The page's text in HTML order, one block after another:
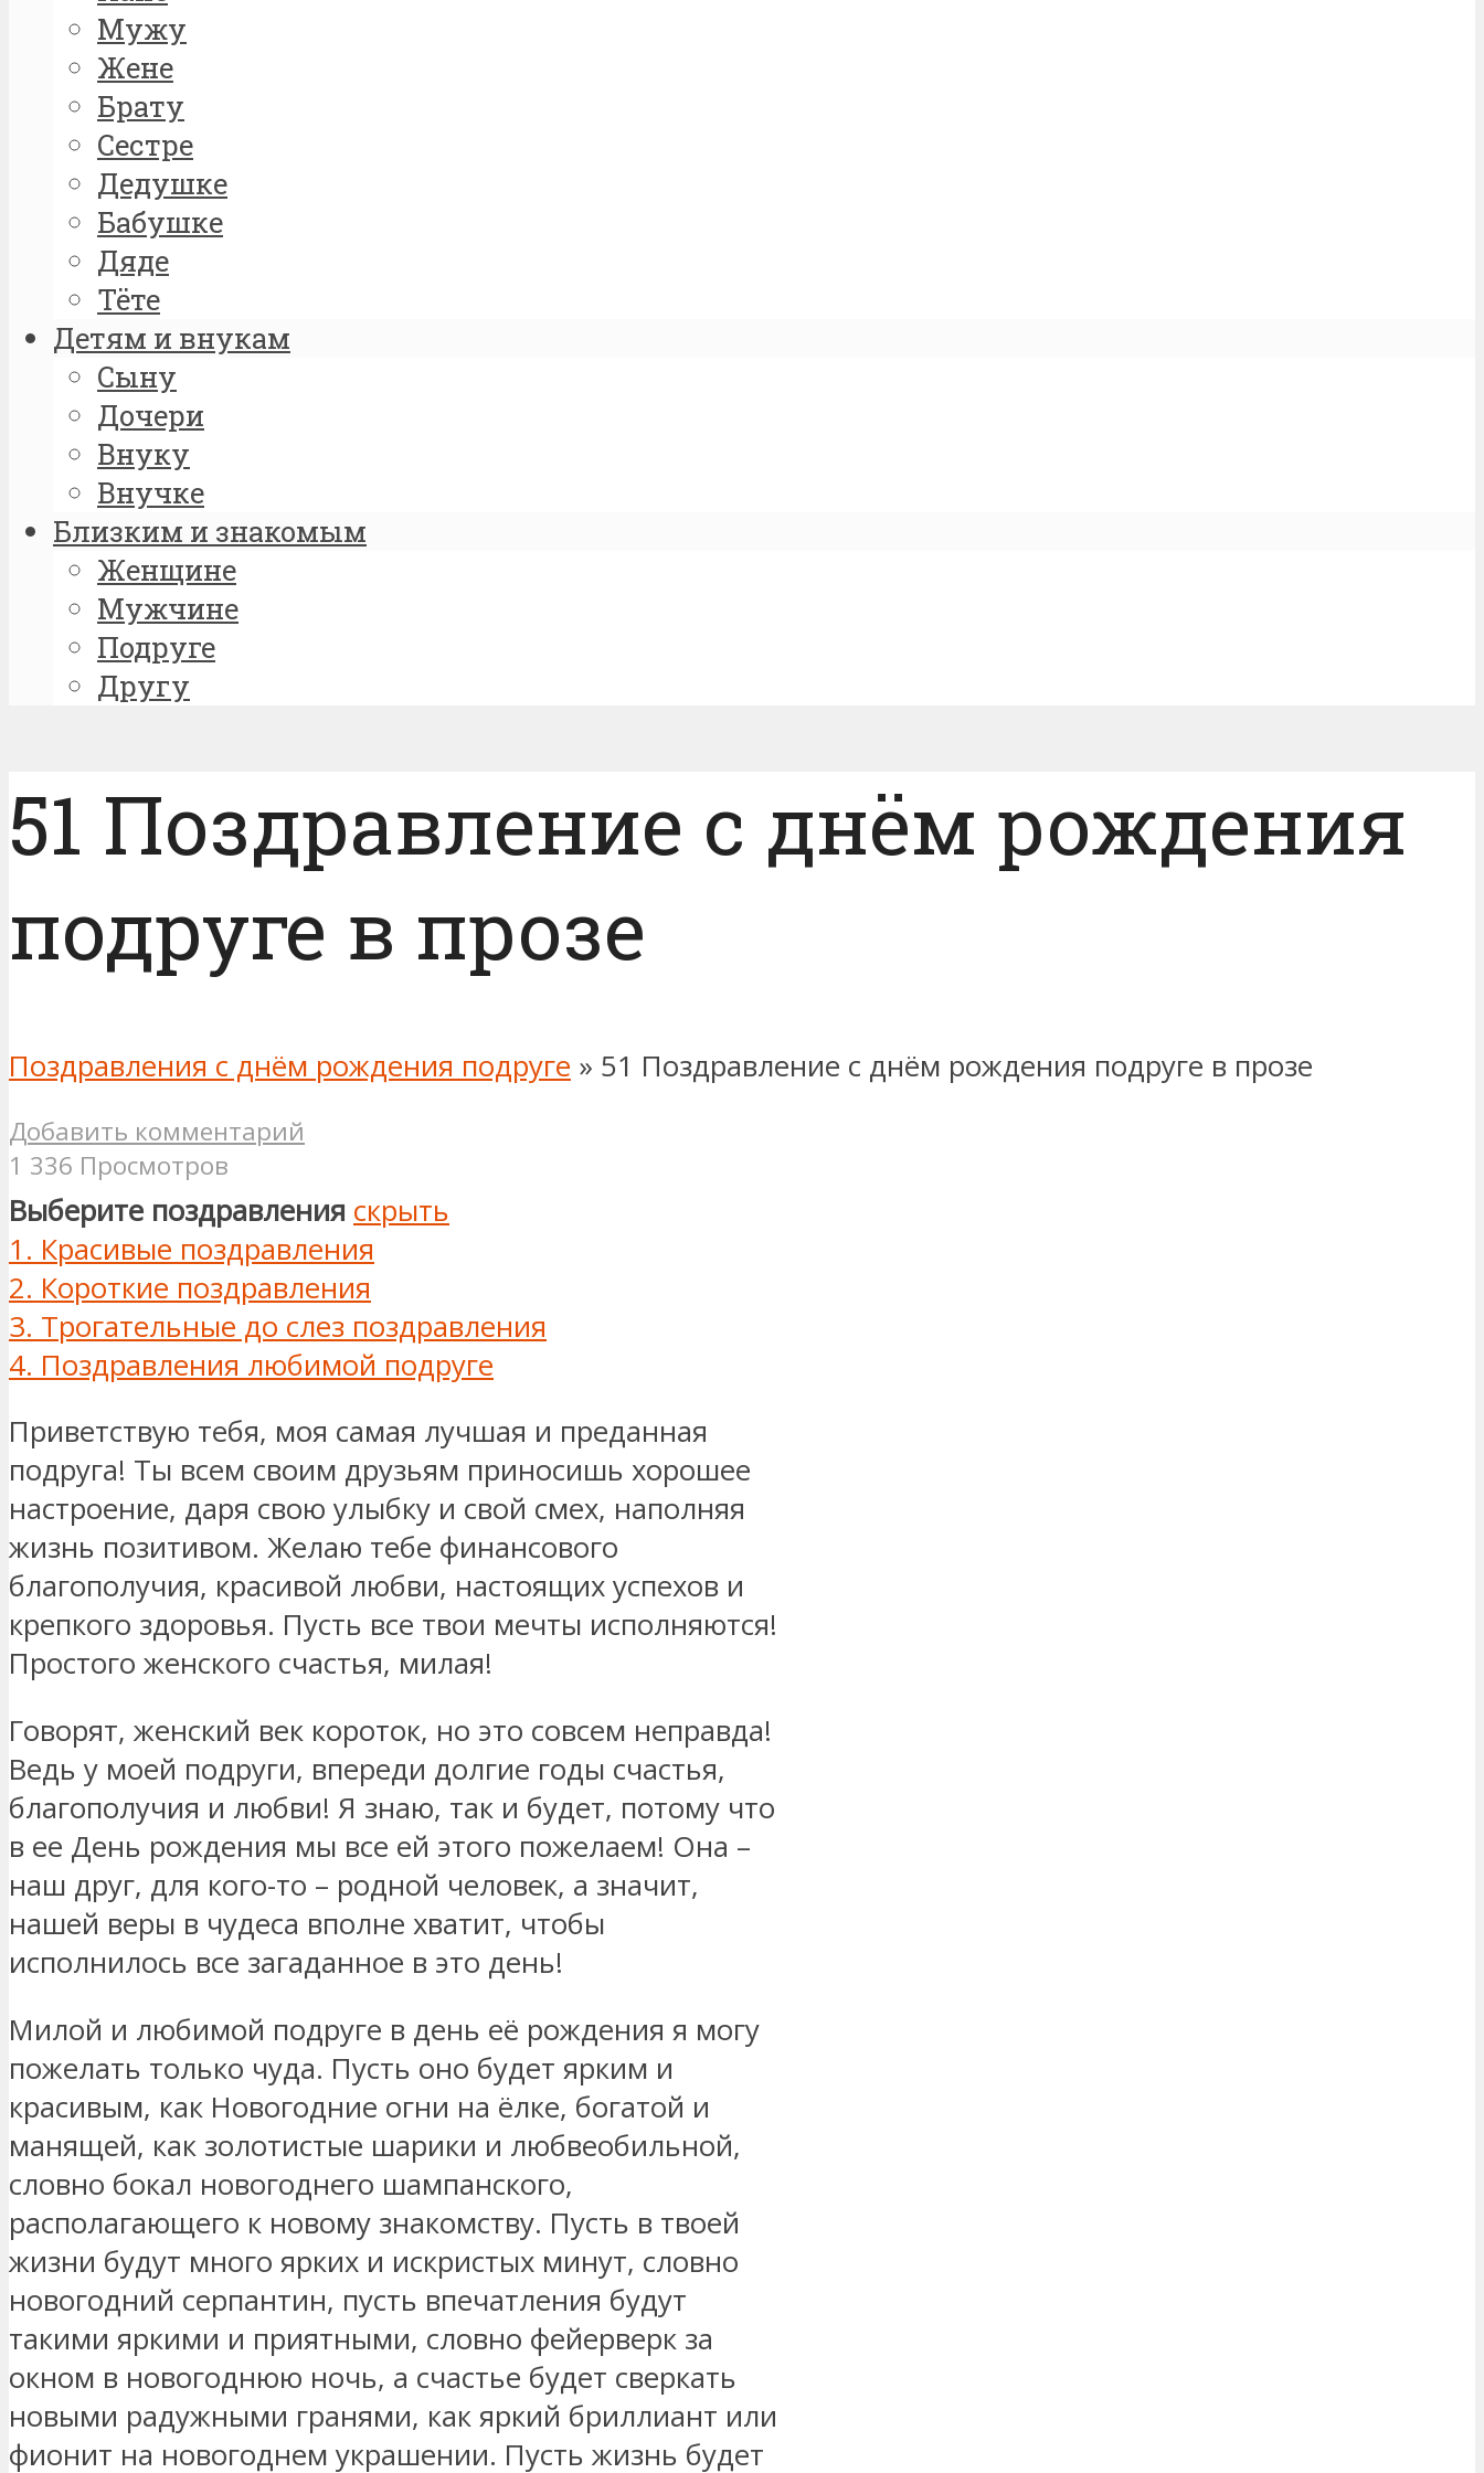
Мужу
Жене
Брату
Сестре
Дедушке
Бабушке
Дяде
Тёте
Детям и внукам
Сыну
Дочери
Внуку
Внучке
Близким и знакомым
Женщине
Мужчине
Подруге
Другу
51 Поздравление с днём рождения
подруге в прозе
Поздравления с днём рождения подруге » 51 Поздравление с днём рождения подруге в прозе
Добавить комментарий
1 336 Просмотров
Выберите поздравления скрыть
1. Красивые поздравления
2. Короткие поздравления
3. Трогательные до слез поздравления
4. Поздравления любимой подруге
Приветствую тебя, моя самая лучшая и преданная
подруга! Ты всем своим друзьям приносишь хорошее
настроение, даря свою улыбку и свой смех, наполняя
жизнь позитивом. Желаю тебе финансового
благополучия, красивой любви, настоящих успехов и
крепкого здоровья. Пусть все твои мечты исполняются!
Простого женского счастья, милая!
Говорят, женский век короток, но это совсем неправда!
Ведь у моей подруги, впереди долгие годы счастья,
благополучия и любви! Я знаю, так и будет, потому что
в ее День рождения мы все ей этого пожелаем! Она –
наш друг, для кого-то – родной человек, а значит,
нашей веры в чудеса вполне хватит, чтобы
исполнилось все загаданное в это день!
Милой и любимой подруге в день её рождения я могу
пожелать только чуда. Пусть оно будет ярким и
красивым, как Новогодние огни на ёлке, богатой и
манящей, как золотистые шарики и любвеобильной,
словно бокал новогоднего шампанского,
располагающего к новому знакомству. Пусть в твоей
жизни будут много ярких и искристых минут, словно
новогодний серпантин, пусть впечатления будут
такими яркими и приятными, словно фейерверк за
окном в новогоднюю ночь, а счастье будет сверкать
новыми радужными гранями, как яркий бриллиант или
фионит на новогоднем украшении. Пусть жизнь будет